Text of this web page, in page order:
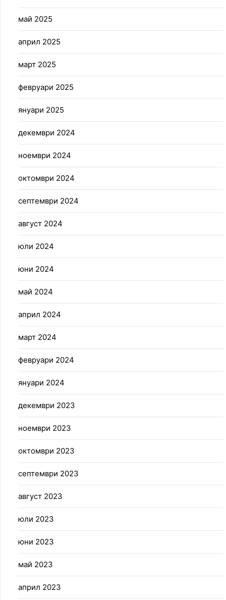
май 2025
април 2025
март 2025
февруари 2025
януари 2025
декември 2024
ноември 2024
октомври 2024
септември 2024
август 2024
юли 2024
юни 2024
май 2024
април 2024
март 2024
февруари 2024
януари 2024
декември 2023
ноември 2023
октомври 2023
септември 2023
август 2023
юли 2023
юни 2023
май 2023
април 2023